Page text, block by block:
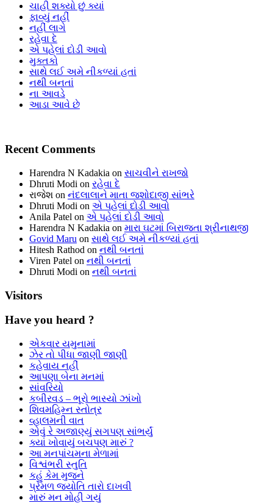
ચાહી શક્યો છું ક્યાં
ફાવ્યું નહીં
નહીં લાગે
રહેવા દે
એ પહેલાં દોડી આવો
મુક્તકો
સાથે લઈ અમે નીકળ્યાં હતાં
નથી બનતાં
ના આવડે
આડા આવે છે
Recent Comments
Harendra N Kadakia on સાચવીને રાખજો
Dhruti Modi on રહેવા દે
રાજેશ on નંદલાલાને માતા જશોદાજી સાંભરે
Dhruti Modi on એ પહેલાં દોડી આવો
Anila Patel on એ પહેલાં દોડી આવો
Harendra N Kadakia on મારા ઘટમાં બિરાજતા શ્રીનાથજી
Govid Maru on સાથે લઈ અમે નીકળ્યાં હતાં
Hitesh Rathod on નથી બનતાં
Viren Patel on નથી બનતાં
Dhruti Modi on નથી બનતાં
Visitors
Have you heard ?
એકવાર યમુનામાં
ઝેર તો પીધા જાણી જાણી
કહેવાય નહીં
આપણા બેના મનમાં
સાંવરિયો
કબીરવડ – ભૂરો ભાસ્યો ઝાંખો
શિવમહિમ્ન સ્તોત્ર
વ્હાલમની વાત
એવું રે અજાણ્યું સગપણ સાંભર્યું
ક્યાં ખોવાયું બચપણ મારું ?
આ મનપાંચમના મેળામાં
વિશ્વંભરી સ્તુતિ
કહું કેમ મુજને
પ્રેમળ જ્યોતિ તારો દાખવી
મારું મન મોહી ગયું